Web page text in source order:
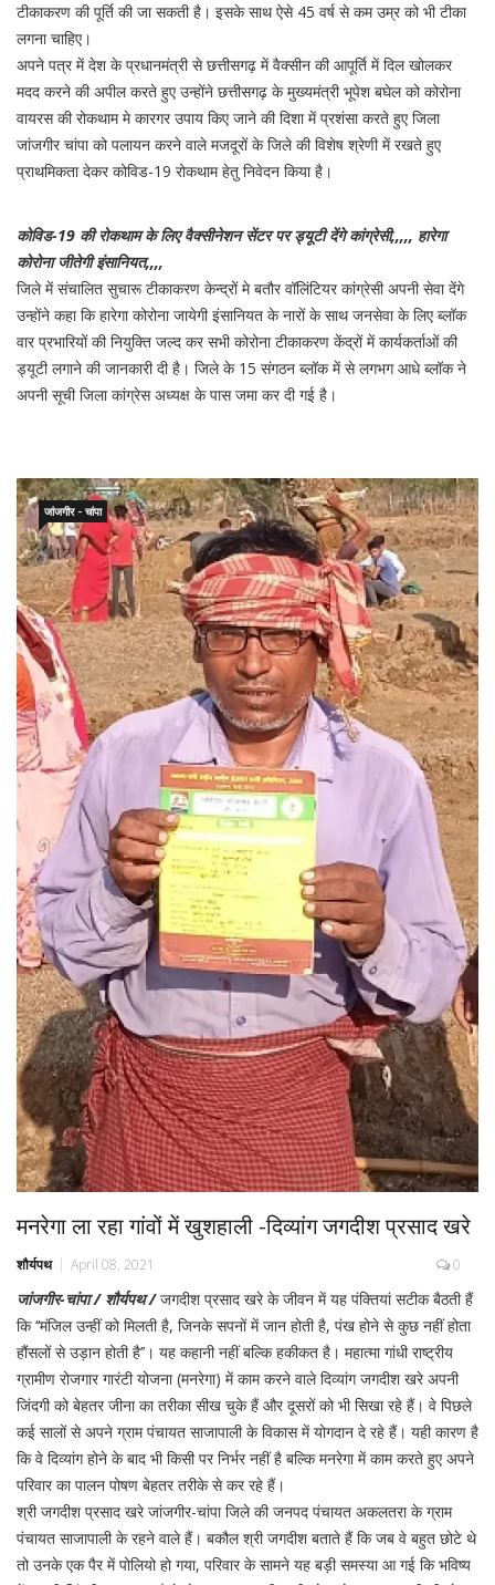
टीकाकरण की पूर्ति की जा सकती है। इसके साथ ऐसे 45 वर्ष से कम उम्र को भी टीका
लगना चाहिए।
अपने पत्र में देश के प्रधानमंत्री से छत्तीसगढ़ में वैक्सीन की आपूर्ति में दिल खोलकर
मदद करने की अपील करते हुए उन्होंने छत्तीसगढ़ के मुख्यमंत्री भूपेश बघेल को कोरोना
वायरस की रोकथाम मे कारगर उपाय किए जाने की दिशा में प्रशंसा करते हुए जिला
जांजगीर चांपा को पलायन करने वाले मजदूरों के जिले की विशेष श्रेणी में रखते हुए
प्राथमिकता देकर कोविड-19 रोकथाम हेतु निवेदन किया है।
कोविड-19 की रोकथाम के लिए वैक्सीनेशन सेंटर पर ड्यूटी देंगे कांग्रेसी,,,,, हारेगा
कोरोना जीतेगी इंसानियत,,,,
जिले में संचालित सुचारू टीकाकरण केन्द्रों मे बतौर वॉलिंटियर कांग्रेसी अपनी सेवा देंगे
उन्होंने कहा कि हारेगा कोरोना जायेगी इंसानियत के नारों के साथ जनसेवा के लिए ब्लॉक
वार प्रभारियों की नियुक्ति जल्द कर सभी कोरोना टीकाकरण केंद्रों में कार्यकर्ताओं की
ड्यूटी लगाने की जानकारी दी है। जिले के 15 संगठन ब्लॉक में से लगभग आधे ब्लॉक ने
अपनी सूची जिला कांग्रेस अध्यक्ष के पास जमा कर दी गई है।
जांजगीर - चांपा
मनरेगा ला रहा गांवों में खुशहाली -दिव्यांग जगदीश प्रसाद खरे
शौर्यपथ April 08, 2021 0
जांजगीर-चांपा / शौर्यपथ / जगदीश प्रसाद खरे के जीवन में यह पंक्तियां सटीक बैठती हैं
कि ‘‘मंजिल उन्हीं को मिलती है, जिनके सपनों में जान होती है, पंख होने से कुछ नहीं होता
हौंसलों से उड़ान होती है’’। यह कहानी नहीं बल्कि हकीकत है। महात्मा गांधी राष्ट्रीय
ग्रामीण रोजगार गारंटी योजना (मनरेगा) में काम करने वाले दिव्यांग जगदीश खरे अपनी
जिंदगी को बेहतर जीना का तरीका सीख चुके हैं और दूसरों को भी सिखा रहे हैं। वे पिछले
कई सालों से अपने ग्राम पंचायत साजापाली के विकास में योगदान दे रहे हैं। यही कारण है
कि वे दिव्यांग होने के बाद भी किसी पर निर्भर नहीं है बल्कि मनरेगा में काम करते हुए अपने
परिवार का पालन पोषण बेहतर तरीके से कर रहे हैं।
श्री जगदीश प्रसाद खरे जांजगीर-चांपा जिले की जनपद पंचायत अकलतरा के ग्राम
पंचायत साजापाली के रहने वाले हैं। बकौल श्री जगदीश बताते हैं कि जब वे बहुत छोटे थे
तो उनके एक पैर में पोलियो हो गया, परिवार के सामने यह बड़ी समस्या आ गई कि भविष्य